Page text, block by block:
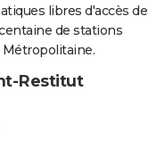
libres d'accès de
de stations
Restitut